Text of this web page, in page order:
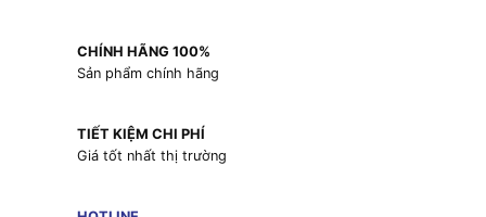
CHÍNH HÃNG 100%
Sản phẩm chính hãng
TIẾT KIỆM CHI PHÍ
Giá tốt nhất thị trường